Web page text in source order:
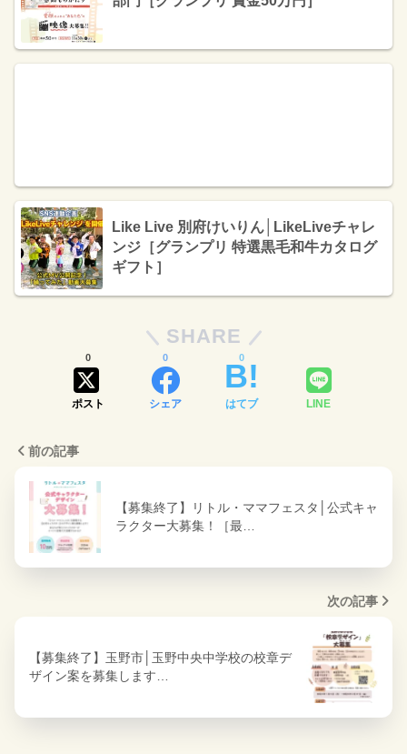
Like Live 別府けいりん│LikeLiveチャレ
ンジ［グランプリ 特選黒毛和牛カタログ
ギフト］
SHARE
ポスト
0
シェア
0
はてブ
0
LINE
前の記事
【募集終了】リトル・ママフェスタ│公式キャ
ラクター大募集！［最…
次の記事
【募集終了】玉野市│玉野中央中学校の校章デ
ザイン案を募集します…